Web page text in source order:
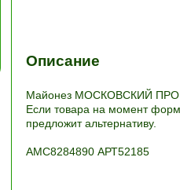
Описание
Майонез МОСКОВСКИЙ
Если товара на момент
предложит альтернативу.
АМС8284890 АРТ52185